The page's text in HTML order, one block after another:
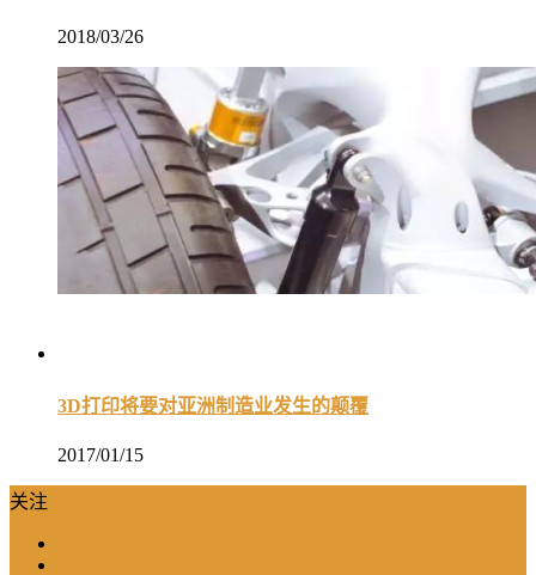
2018/03/26
3D打印将要对亚洲制造业发生的颠覆
2017/01/15
关注